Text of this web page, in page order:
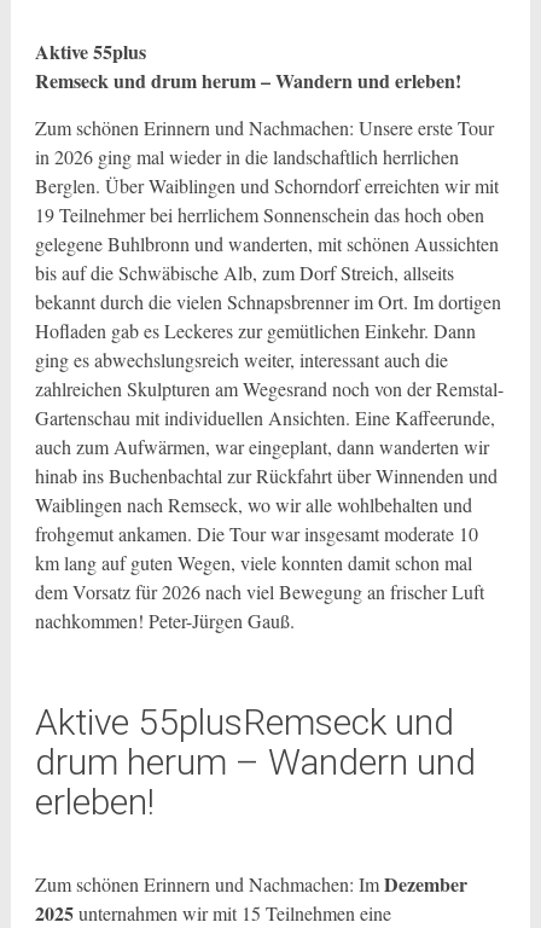
Aktive 55plus
Remseck und drum herum – Wandern und erleben!
Zum schönen Erinnern und Nachmachen: Unsere erste Tour
in 2026 ging mal wieder in die landschaftlich herrlichen
Berglen. Über Waiblingen und Schorndorf erreichten wir mit
19 Teilnehmer bei herrlichem Sonnenschein das hoch oben
gelegene Buhlbronn und wanderten, mit schönen Aussichten
bis auf die Schwäbische Alb, zum Dorf Streich, allseits
bekannt durch die vielen Schnapsbrenner im Ort. Im dortigen
Hofladen gab es Leckeres zur gemütlichen Einkehr. Dann
ging es abwechslungsreich weiter, interessant auch die
zahlreichen Skulpturen am Wegesrand noch von der Remstal-
Gartenschau mit individuellen Ansichten. Eine Kaffeerunde,
auch zum Aufwärmen, war eingeplant, dann wanderten wir
hinab ins Buchenbachtal zur Rückfahrt über Winnenden und
Waiblingen nach Remseck, wo wir alle wohlbehalten und
frohgemut ankamen. Die Tour war insgesamt moderate 10
km lang auf guten Wegen, viele konnten damit schon mal
dem Vorsatz für 2026 nach viel Bewegung an frischer Luft
nachkommen! Peter-Jürgen Gauß.
Aktive 55plusRemseck und
drum herum – Wandern und
erleben!
Zum schönen Erinnern und Nachmachen: ImDezember
2025unternahmen wir mit 15 Teilnehmen eine